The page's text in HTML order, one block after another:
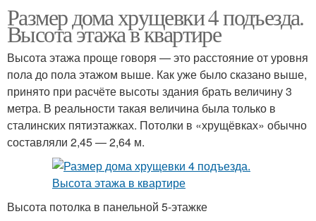
Размер дома хрущевки 4 подъезда.
Высота этажа в квартире
Высота этажа проще говоря — это расстояние от уровня
пола до пола этажом выше. Как уже было сказано выше,
принято при расчёте высоты здания брать величину 3
метра. В реальности такая величина была только в
сталинских пятиэтажках. Потолки в «хрущёвках» обычно
составляли 2,45 — 2,64 м.
Высота потолка в панельной 5-этажке